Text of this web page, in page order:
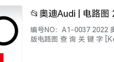
📂奥迪Audi | 电路图
编号NO：A1-0037 2022
版电路图 查 询 关 键 字